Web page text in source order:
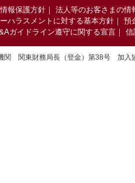
報保護方針 ｜
法人等のお客さまの情
ハラスメントに対する基本方針 ｜
預
ガイドライン遵守に関する宣言 ｜ 信
関 関東財務局長（登金）第38号 加入